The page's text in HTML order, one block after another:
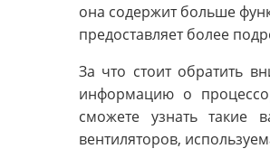
она содержит больше
предоставляет более
За что стоит обратить
информацию о
сможете узнать такие
вентиляторов,